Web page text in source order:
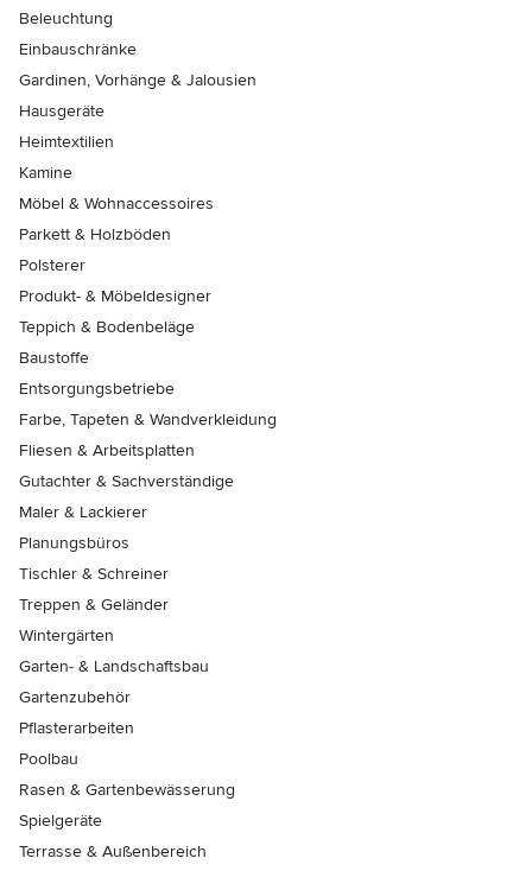
Beleuchtung
Einbauschränke
Gardinen, Vorhänge & Jalousien
Hausgeräte
Heimtextilien
Kamine
Möbel & Wohnaccessoires
Parkett & Holzböden
Polsterer
Produkt- & Möbeldesigner
Teppich & Bodenbeläge
Baustoffe
Entsorgungsbetriebe
Farbe, Tapeten & Wandverkleidung
Fliesen & Arbeitsplatten
Gutachter & Sachverständige
Maler & Lackierer
Planungsbüros
Tischler & Schreiner
Treppen & Geländer
Wintergärten
Garten- & Landschaftsbau
Gartenzubehör
Pflasterarbeiten
Poolbau
Rasen & Gartenbewässerung
Spielgeräte
Terrasse & Außenbereich